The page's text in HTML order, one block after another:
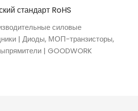
стандарт RoHS
силовые
| Диоды, МОП-транзисторы,
| GOODWORK